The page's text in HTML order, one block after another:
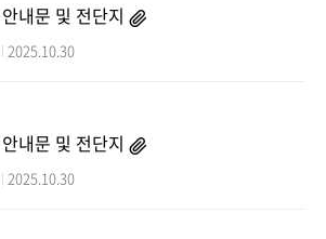
내문 및 전단지
2025.10.30
내문 및 전단지
2025.10.30